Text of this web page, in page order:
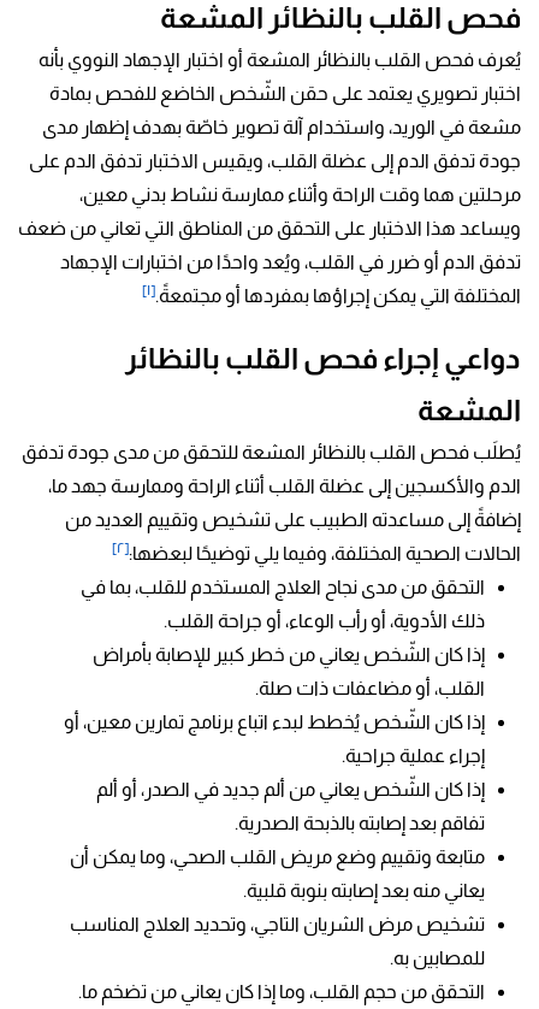
فحص القلب بالنظائر المشعة
يُعرف فحص القلب بالنظائر المشعة أو اختبار الإجهاد النووي بأنه
اختبار تصويري يعتمد على حقن الشّخص الخاضع للفحص بمادة
مشعة في الوريد، واستخدام آلة تصوير خاصّة بهدف إظهار مدى
جودة تدفق الدم إلى عضلة القلب، ويقيس الاختبار تدفق الدم على
مرحلتين هما وقت الراحة وأثناء ممارسة نشاط بدني معين،
ويساعد هذا الاختبار على التحقق من المناطق التي تعاني من ضعف
تدفق الدم أو ضرر في القلب، ويُعد واحدًا من اختبارات الإجهاد
المختلفة التي يمكن إجراؤها بمفردها أو مجتمعةً.[١]
دواعي إجراء فحص القلب بالنظائر
المشعة
يُطلَب فحص القلب بالنظائر المشعة للتحقق من مدى جودة تدفق
الدم والأكسجين إلى عضلة القلب أثناء الراحة وممارسة جهد ما،
إضافةً إلى مساعدته الطبيب على تشخيص وتقييم العديد من
الحالات الصحية المختلفة، وفيما يلي توضيحًا لبعضها:[٢]
التحقق من مدى نجاح العلاج المستخدم للقلب، بما في
ذلك الأدوية، أو رأب الوعاء، أو جراحة القلب.
إذا كان الشّخص يعاني من خطر كبير للإصابة بأمراض
القلب، أو مضاعفات ذات صلة.
إذا كان الشّخص يُخطط لبدء اتباع برنامج تمارين معين، أو
إجراء عملية جراحية.
إذا كان الشّخص يعاني من ألم جديد في الصدر، أو ألم
تفاقم بعد إصابته بالذبحة الصدرية.
متابعة وتقييم وضع مريض القلب الصحي، وما يمكن أن
يعاني منه بعد إصابته بنوبة قلبية.
تشخيص مرض الشريان التاجي، وتحديد العلاج المناسب
للمصابين به.
التحقق من حجم القلب، وما إذا كان يعاني من تضخم ما.